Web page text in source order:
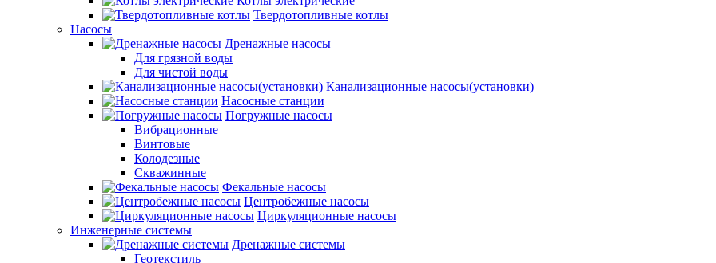
Твердотопливные котлы
Насосы
Дренажные насосы
Для грязной воды
Для чистой воды
Канализационные насосы(установки)
Насосные станции
Погружные насосы
Вибрационные
Винтовые
Колодезные
Скважинные
Фекальные насосы
Центробежные насосы
Циркуляционные насосы
Инженерные системы
Дренажные системы
Геотекстиль